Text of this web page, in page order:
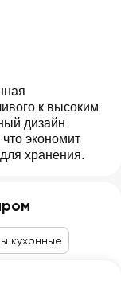
к высоким
дизайн
экономит
хранения.
кухонные